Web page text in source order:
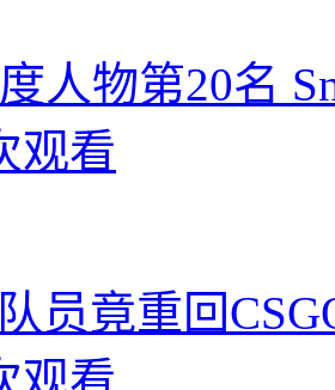
人物第20名
观看
员竟重回